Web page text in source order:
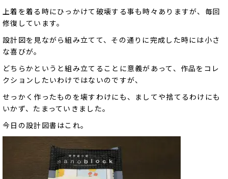
上着を着る時にひっかけて破壊する事も時々ありますが、毎回
修復しています。
設計図を見ながら組み立てて、その通りに完成した時には小さ
な喜びが。
どちらかというと組み立てることに意義があって、作品をコレ
クションしたいわけではないのですが、
せっかく作ったものを壊すわけにも、ましてや捨てるわけにも
いかず、たまっていきました。
今日の設計図書はこれ。